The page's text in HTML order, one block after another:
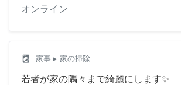
オンライン
local_laundry_service 家事 ▸ 家の掃除
若者が家の隅々まで綺麗にします✨